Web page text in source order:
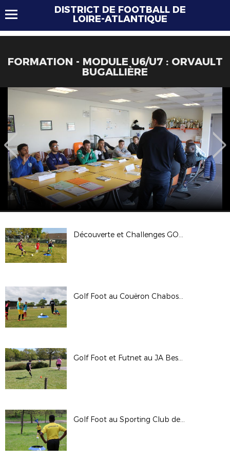
DISTRICT DE FOOTBALL DE
LOIRE-ATLANTIQUE
FORMATION - MODULE U6/U7 : ORVAULT
BUGALLIÈRE
Découverte et Challenges GOLF FOOT & FUTNET
Golf Foot au Couëron Chabossière FC (05/05/21)
Golf Foot et Futnet au JA Besné (18/04/21)
Golf Foot au Sporting Club de Nantes - 10/04/21